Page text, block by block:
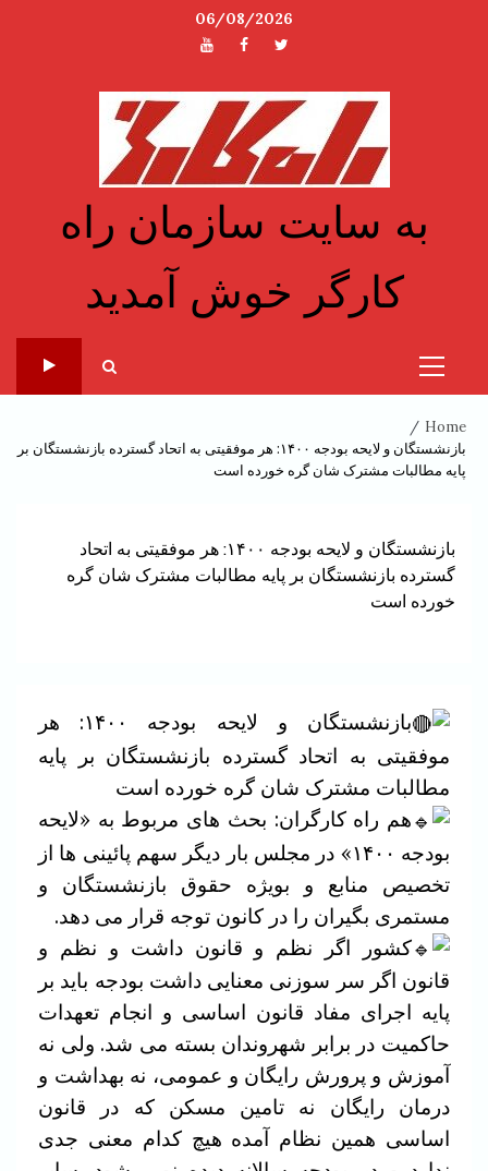
06/08/2026
توئیترفیسبوکیوتیوب
به سایت سازمان راه
کارگر خوش آمدید
Primary
Home
بازنشستگان و لایحه بودجه ۱۴۰۰: هر موفقیتی به اتحاد گسترده بازنشستگان بر
پایه مطالبات مشترک شان گره خورده است
بازنشستگان و لایحه بودجه ۱۴۰۰: هر موفقیتی به اتحاد
گسترده بازنشستگان بر پایه مطالبات مشترک شان گره
خورده است
بازنشستگان و لایحه بودجه ۱۴۰۰: هر
موفقیتی به اتحاد گسترده بازنشستگان بر پایه
مطالبات مشترک شان گره خورده است
هم راه کارگران: بحث های مربوط به «لایحه
بودجه ۱۴۰۰» در مجلس بار دیگر سهم پائینی ها از
تخصیص منابع و بویژه حقوق بازنشستگان و
مستمری بگیران را در کانون توجه قرار می دهد.
کشور اگر نظم و قانون داشت و نظم و
قانون اگر سر سوزنی معنایی داشت بودجه باید بر
پایه اجرای مفاد قانون اساسی و انجام تعهدات
حاکمیت در برابر شهروندان بسته می شد. ولی نه
آموزش و پرورش رایگان و عمومی، نه بهداشت و
درمان رایگان نه تامین مسکن که در قانون
اساسی همین نظام آمده هیچ کدام معنی جدی